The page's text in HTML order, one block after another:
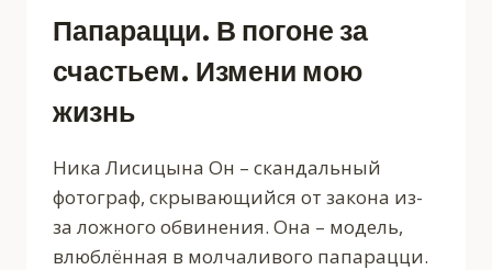
Папарацци. В погоне за
счастьем. Измени мою
жизнь
Ника Лисицына Он – скандальный
фотограф, скрывающийся от закона из-
за ложного обвинения. Она – модель,
влюблённая в молчаливого папарацци.